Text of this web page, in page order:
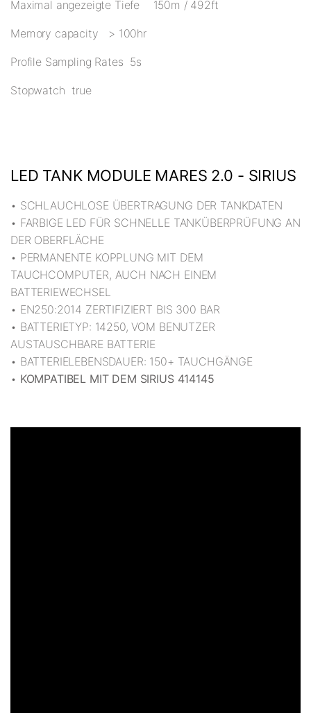
Maximal angezeigte Tiefe 150m / 492ft
Memory capacity > 100hr
Profile Sampling Rates 5s
Stopwatch true
LED TANK MODULE MARES 2.0 - SIRIUS
• SCHLAUCHLOSE ÜBERTRAGUNG DER TANKDATEN
• FARBIGE LED FÜR SCHNELLE TANKÜBERPRÜFUNG AN
DER OBERFLÄCHE
• PERMANENTE KOPPLUNG MIT DEM
TAUCHCOMPUTER, AUCH NACH EINEM
BATTERIEWECHSEL
• EN250:2014 ZERTIFIZIERT BIS 300 BAR
• BATTERIETYP: 14250, VOM BENUTZER
AUSTAUSCHBARE BATTERIE
• BATTERIELEBENSDAUER: 150+ TAUCHGÄNGE
• KOMPATIBEL MIT DEM SIRIUS 414145